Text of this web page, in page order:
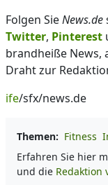
Folgen SieNews.de
Twitter, Pinterest
brandheiße News,
Draht zur
ife/sfx/news.de
Themen: Fitness
Erfahren Sie hier
und die Redaktion